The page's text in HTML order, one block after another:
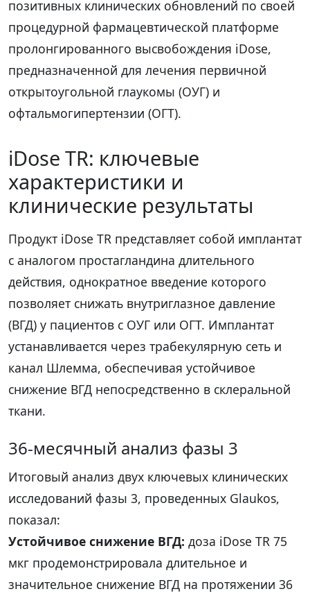
позитивных клинических обновлений по своей
процедурной фармацевтической платформе
пролонгированного высвобождения iDose,
предназначенной для лечения первичной
открытоугольной глаукомы (ОУГ) и
офтальмогипертензии (ОГТ).
iDose TR: ключевые
характеристики и
клинические результаты
Продукт iDose TR представляет собой имплантат
с аналогом простагландина длительного
действия, однократное введение которого
позволяет снижать внутриглазное давление
(ВГД) у пациентов с ОУГ или ОГТ. Имплантат
устанавливается через трабекулярную сеть и
канал Шлемма, обеспечивая устойчивое
снижение ВГД непосредственно в склеральной
ткани.
36-месячный анализ фазы 3
Итоговый анализ двух ключевых клинических
исследований фазы 3, проведенных Glaukos,
показал:
Устойчивое снижение ВГД: доза iDose TR 75
мкг продемонстрировала длительное и
значительное снижение ВГД на протяжении 36